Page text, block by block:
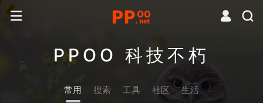
PPOO 科技不朽
常用 搜索 工具 社区 生活